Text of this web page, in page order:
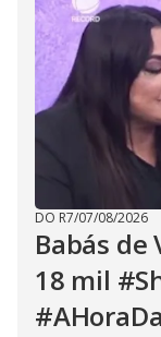
DO R7/07/08/2026
Babás de
18 mil